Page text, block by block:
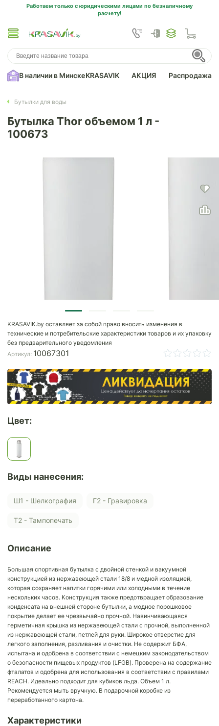
Работаем только с юридическими лицами по безналичному
расчету!
В наличии в МинскеKRASAVIK АКЦИЯ Распродажа
Бутылки для воды
Бутылка Thor объемом 1 л -
100673
KRASAVIK.by оставляет за собой право вносить изменения в
технические и потребительские характеристики товаров и их упаковку
без предварительного уведомления
Артикул: 10067301
Цвет:
Виды нанесения:
Ш1 - Шелкография Г2 - Гравировка
Т2 - Тампопечать
Описание
Большая спортивная бутылка с двойной стенкой и вакуумной
конструкцией из нержавеющей стали 18/8 и медной изоляцией,
которая сохраняет напитки горячими или холодными в течение
нескольких часов. Конструкция также предотвращает образование
конденсата на внешней стороне бутылки, а модное порошковое
покрытие делает ее чрезвычайно прочной. Навинчивающаяся
герметичная крышка из нержавеющей стали с прочной, выполненной
из нержавеющей стали, петлей для руки. Широкое отверстие для
легкого заполнения, разливания и очистки. Не содержит БФА,
испытана и одобрена в соответствии с немецким законодательством
о безопасности пищевых продуктов (LFGB). Проверена на содержание
фталатов и одобрена для использования в соответствии с правилами
REACH. Идеально подходит для кубиков льда. Объем 1 л.
Рекомендуется мыть вручную. В подарочной коробке из
переработанного картона.
Характеристики